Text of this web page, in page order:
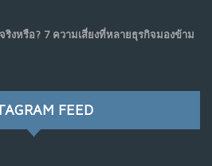
บบแพลตฟอร์ม : AI กำลังเปลี่ยนรัฐ
ายเป็น“ศาลเตี้ย”
งหรือ? 7 ความเสี่ยงที่หลายธุรกิจมองข้าม
FEED